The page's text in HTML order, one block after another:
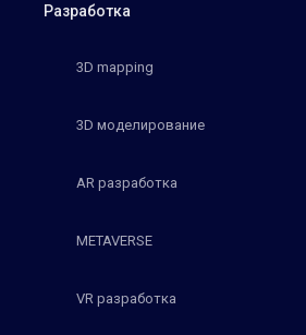
Разработка
3D mapping
3D моделирование
AR разработка
METAVERSE
VR разработка